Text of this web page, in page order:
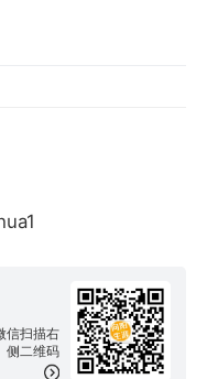
信扫描右
侧二维码